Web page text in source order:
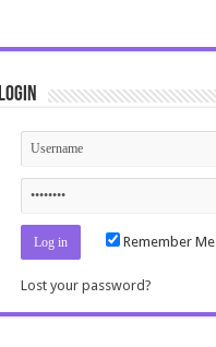
Login
Remember Me
Lost your password?